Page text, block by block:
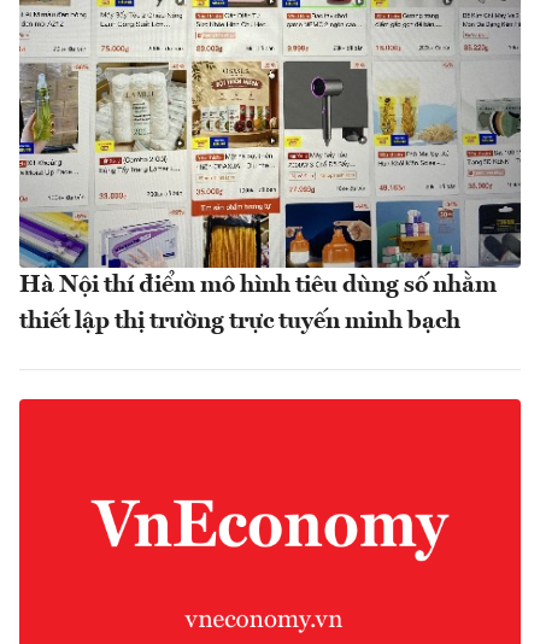
Hà Nội thí điểm mô hình tiêu dùng số nhằm
thiết lập thị trường trực tuyến minh bạch